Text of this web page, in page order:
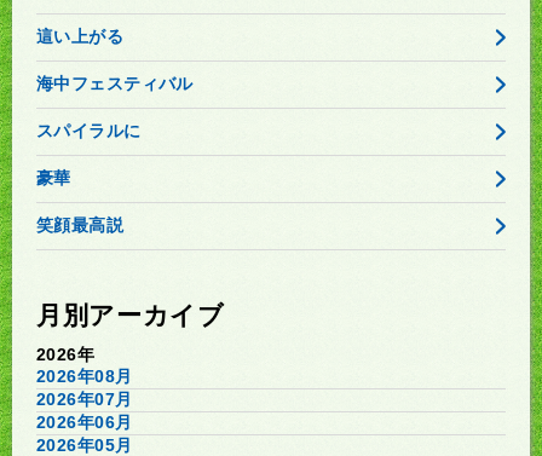
這い上がる
海中フェスティバル
スパイラルに
豪華
笑顔最高説
月別アーカイブ
2026年
2026年08月
2026年07月
2026年06月
2026年05月